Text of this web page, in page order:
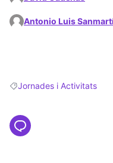
Antonio Luis
Resultats en filtrar per:
Jornades i Activitats